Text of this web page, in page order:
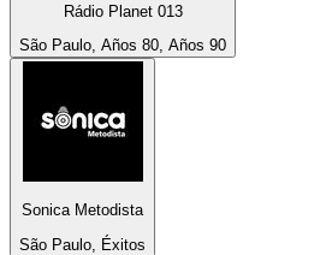
Rádio Planet 013
São Paulo, Años 80, Años 90
Sonica Metodista
São Paulo, Éxitos